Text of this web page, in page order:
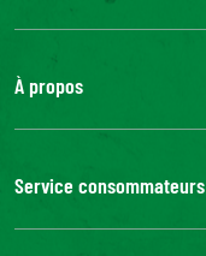
À propos
Le groupe Bonduelle
Bonduelle Food Service
Service consommateurs
Nous contacter